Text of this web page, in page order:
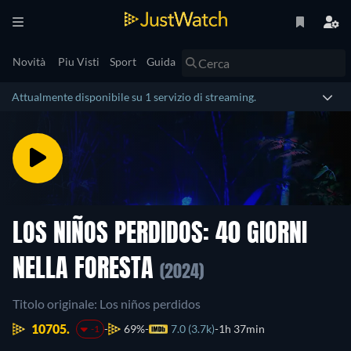
Novità Piu Visti Sport Guida
Attualmente disponibile su 1 servizio di streaming.
LOS NIÑOS PERDIDOS: 40 GIORNI
NELLA FORESTA (2024)
Titolo originale: Los niños perdidos
10705.
-1 69% 7.0 (3.7k) 1h 37min